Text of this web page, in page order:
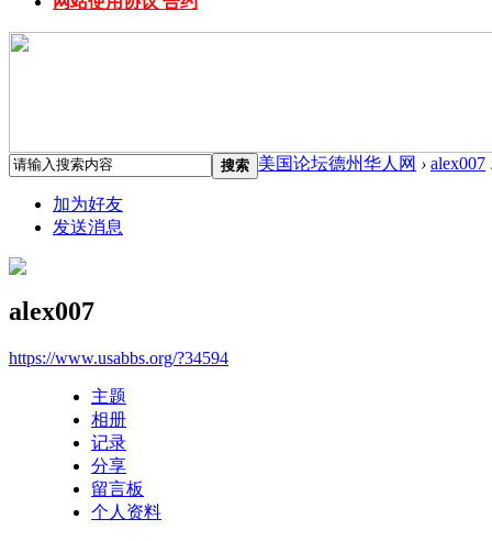
搜索 美国论坛德州华人网 › alex007
加为好友
发送消息
alex007
https://www.usabbs.org/?34594
主题
相册
记录
分享
留言板
个人资料